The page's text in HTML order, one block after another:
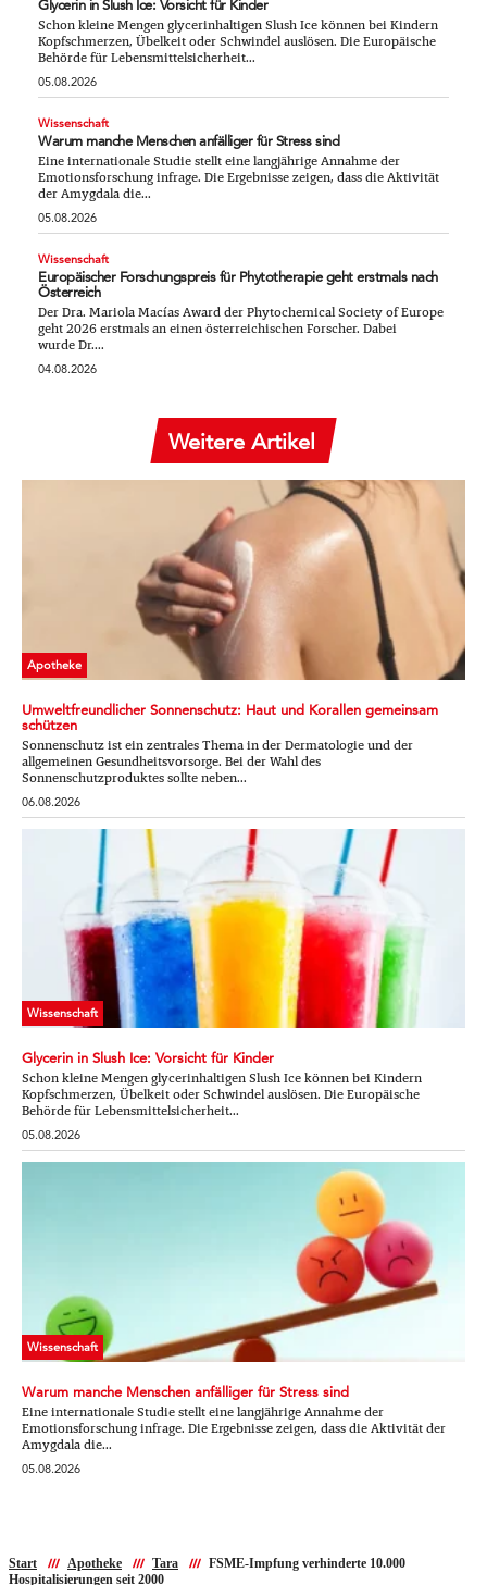
Glycerin in Slush Ice: Vorsicht für Kinder
Schon kleine Mengen glycerinhaltigen Slush Ice können bei Kindern
Kopfschmerzen, Übelkeit oder Schwindel auslösen. Die Europäische
Behörde für Lebensmittelsicherheit...
05.08.2026
Wissenschaft
Warum manche Menschen anfälliger für Stress sind
Eine internationale Studie stellt eine langjährige Annahme der
Emotionsforschung infrage. Die Ergebnisse zeigen, dass die Aktivität
der Amygdala die...
05.08.2026
Wissenschaft
Europäischer Forschungspreis für Phytotherapie geht erstmals nach
Österreich
Der Dra. Mariola Macías Award der Phytochemical Society of Europe
geht 2026 erstmals an einen österreichischen Forscher. Dabei
wurde Dr....
04.08.2026
Weitere Artikel
Apotheke
Umweltfreundlicher Sonnenschutz: Haut und Korallen gemeinsam
schützen
Sonnenschutz ist ein zentrales Thema in der Dermatologie und der
allgemeinen Gesundheitsvorsorge. Bei der Wahl des
Sonnenschutzproduktes sollte neben...
06.08.2026
Wissenschaft
Glycerin in Slush Ice: Vorsicht für Kinder
Schon kleine Mengen glycerinhaltigen Slush Ice können bei Kindern
Kopfschmerzen, Übelkeit oder Schwindel auslösen. Die Europäische
Behörde für Lebensmittelsicherheit...
05.08.2026
Wissenschaft
Warum manche Menschen anfälliger für Stress sind
Eine internationale Studie stellt eine langjährige Annahme der
Emotionsforschung infrage. Die Ergebnisse zeigen, dass die Aktivität der
Amygdala die...
05.08.2026